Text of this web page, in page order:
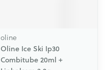
oline
Oline Ice Ski Ip30
Combitube 20ml +